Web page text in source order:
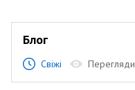
Блог
Свіжі Перегляди